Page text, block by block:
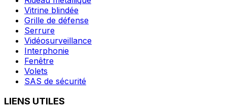
Vitrine blindée
Grille de défense
Serrure
Vidéosurveillance
Interphonie
Fenêtre
Volets
SAS de sécurité
LIENS UTILES